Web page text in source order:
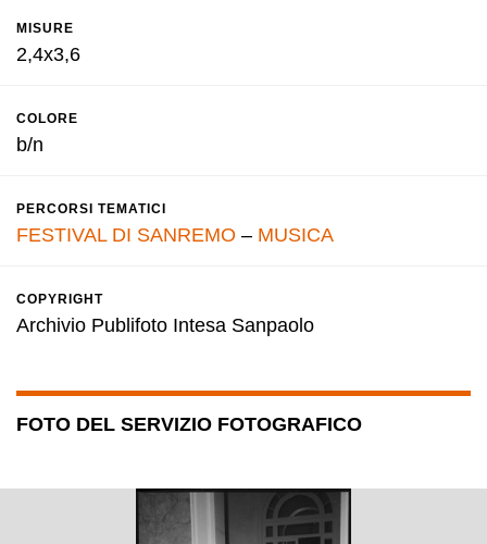
MISURE
2,4x3,6
COLORE
b/n
PERCORSI TEMATICI
FESTIVAL DI SANREMO – MUSICA
COPYRIGHT
Archivio Publifoto Intesa Sanpaolo
FOTO DEL SERVIZIO FOTOGRAFICO